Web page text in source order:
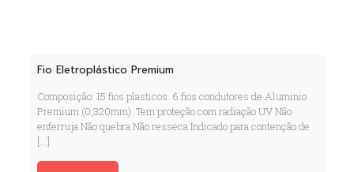
Fio Eletroplástico Premium
Composição: 15 fios plasticos. 6 fios condutores de Aluminio
Premium (0,320mm). Tem proteção com radiação UV Não
enferruja Não quebra Não resseca Indicado para contenção de
[…]